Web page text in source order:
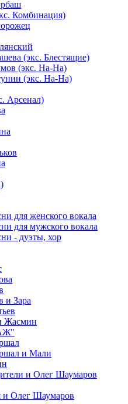
Комбинация)
(экс. Блестящие)
(экс. На-На)
(экс. На-На)
Арсенал)
для женского вокала
для мужского вокала
- дуэты, хор
и Зара
Жасмин
и Мали
и Олег Шаумаров
и Олег Шаумаров